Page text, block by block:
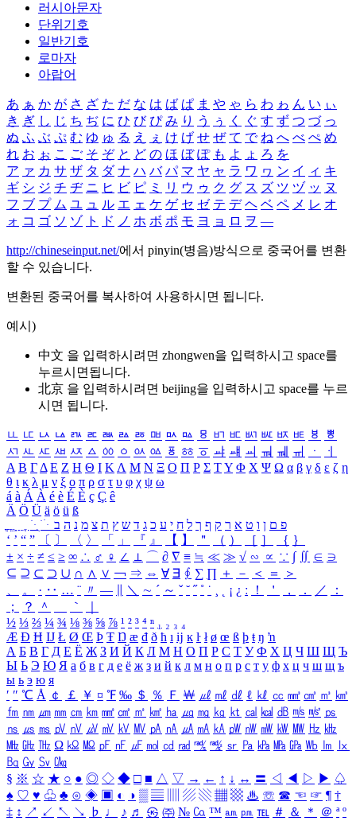
러시아문자
단위기호
일반기호
로마자
아랍어
あ ぁ か が さ ざ た だ な は ば ぱ ま や ゃ ら わ ゎ ん い ぃ
き ぎ し じ ち ぢ に ひ び ぴ み り う ぅ く ぐ す ず つ づ っ
ぬ ふ ぶ ぷ む ゆ ゅ る え ぇ け げ せ ぜ て で ね へ べ ぺ め
れ お ぉ こ ご そ ぞ と ど の ほ ぼ ぽ も よ ょ ろ を
ア ァ カ サ ザ タ ダ ナ ハ バ パ マ ヤ ャ ラ ワ ヮ ン イ ィ キ
ギ シ ジ チ ヂ ニ ヒ ビ ピ ミ リ ウ ゥ ク グ ス ズ ツ ヅ ッ ヌ
フ ブ プ ム ユ ュ ル エ ェ ケ ゲ セ ゼ テ デ ヘ ベ ペ メ レ オ
ォ コ ゴ ソ ゾ ト ド ノ ホ ボ ポ モ ヨ ョ ロ ヲ ―
http://chineseinput.net/에서 pinyin(병음)방식으로 중국어를 변환
할 수 있습니다.
변환된 중국어를 복사하여 사용하시면 됩니다.
예시)
中文 을 입력하시려면 zhongwen을 입력하시고 space를
누르시면됩니다.
北京 을 입력하시려면 beijing을 입력하시고 space를 누르
시면 됩니다.
ㅥ ㅦ ㅧ ㅨ ㅩ ㅪ ㅫ ㅬ ㅭ ㅮ ㅯ ㅰ ㅱ ㅲ ㅳ ㅴ ㅵ ㅶ ㅷ ㅸ
ㅹ
ㅺ ㅻ ㅼ ㅽ ㅾ ㅿ ㆀ ㆁ ㆂ ㆃ ㆄ ㆅ ㆆ ㆇ ㆈ ㆉ ㆊ ㆋ ㆌ ㆍ
ㆎ
Α Β ΓΔ Ε Ζ Η Θ Ι ΚΛ Μ Ν Ξ Ο Π Ρ Σ ΤΥ Φ Χ Ψ Ω α β γ δ ε ζ η
θ ι κ λ μ ν ξ ο π ρ σ τ υ φ χ ψ ω
á à Á À é è É È ç Ç ê
Ä Ö Ü ä ö ü ß
ִֶֹ ֻּ ׁׂ פ ם ן ו ט א ר ק ף ך ל ח י ע כ ג ד ש ץ ת צ מ נ ה ב
‘ ’ “ ” 〔 〕 〈 〉 「 」 『 』 【 】 ＂ （ ） ［ ］ ｛ ｝
± × ÷ ≠ ≤ ≥ ∞ ∴ ♂ ♀ ∠ ⊥ ⌒ ∂ ∇ ≡ ≒ ≪ ≫ √ ∽ ∝ ∵ ∫ ∬ ∈ ∋
⊆ ⊇ ⊂ ⊃ ∪ ∩ ∧ ∨ ￢ ⇒ ⇔ ∀ ∃ ∮ ∑ ∏ ＋ － ＜ ＝
＞
、
。 · ‥ … ¨ 〃 ― ＼ ∼ ´ ～ ˇ ˘ ˝ ˚ ˙ ¸ ¡ ¿ ː ！ ＇ ， ． ／
：
；
？ ＾ ｀
½ ⅓ ⅔ ¼ ¾ ⅛ ⅜ ⅝ ⅞ ¹ ² ³ ⁴ ⁿ ₁ ₂ ₃ ₄
Æ Ð Ħ Ĳ Ł Ø Œ Þ Ŧ Ŋ æ đ ð ħ ı ĳ ĸ ŀ ł ø œ ß þ ŧ ŋ ŉ
А Б В Г Д Е Ё Ж З И Й К Л М Н О П Р С Т У Ф Х Ц Ч Ш Щ Ъ
Ы Ь Э Ю Я а б в г д е ё ж з и й к л м н о п р с т у ф х ц ч ш щ ъ
ы ь э ю я
′ ″ ℃ Å ￠ ￡ ￥ ¤ ℉ ‰ ＄ ％ Ｆ ￦ ㎕ ㎖ ㎗ ℓ ㎘ ㏄ ㎣ ㎤ ㎥ ㎦
㎙ ㎚ ㎛ ㎜ ㎝ ㎞ ㎟ ㎠ ㎡ ㎢ ㏊ ㎍ ㎎ ㎏ ㏏ ㎈ ㎉ ㏈ ㎧ ㎨ ㎰
㎱ ㎲ ㎳ ㎴ ㎵ ㎶ ㎷ ㎸ ㎹ ㎀ ㎁ ㎂ ㎃ ㎄ ㎺ ㎻ ㎽ ㎾ ㎿ ㎐ ㎑
㎒ ㎓ ㎔ Ω ㏀ ㏁ ㎊ ㎋ ㎌ ㏖ ㏅ ㎭ ㎮ ㎯ ㏛ ㎩ ㎪ ㎫ ㎬ ㏝ ㏐
㏓
㏃ ㏉ ㏜ ㏆
§ ※ ☆ ★ ○ ● ◎ ◇ ◆ □ ■ △ ▽ → ← ↑ ↓ ↔ 〓 ◁ ◀ ▷ ▶ ♤
♠ ♡ ♥ ♧ ♣ ⊙ ◈ ▣ ◐ ◑ ▒ ▤ ▨ ▧ ▦ ▩ ♨ ☏ ☎ ☜ ☞ ¶ †
‡ ↕ ↗ ↙ ↖ ↘ ♭ ♩ ♪ ♬ ㉿ ㈜ № ㏇ ™ ㏂ ㏘ ℡ ＃ ＆ ＊ ＠ ª º